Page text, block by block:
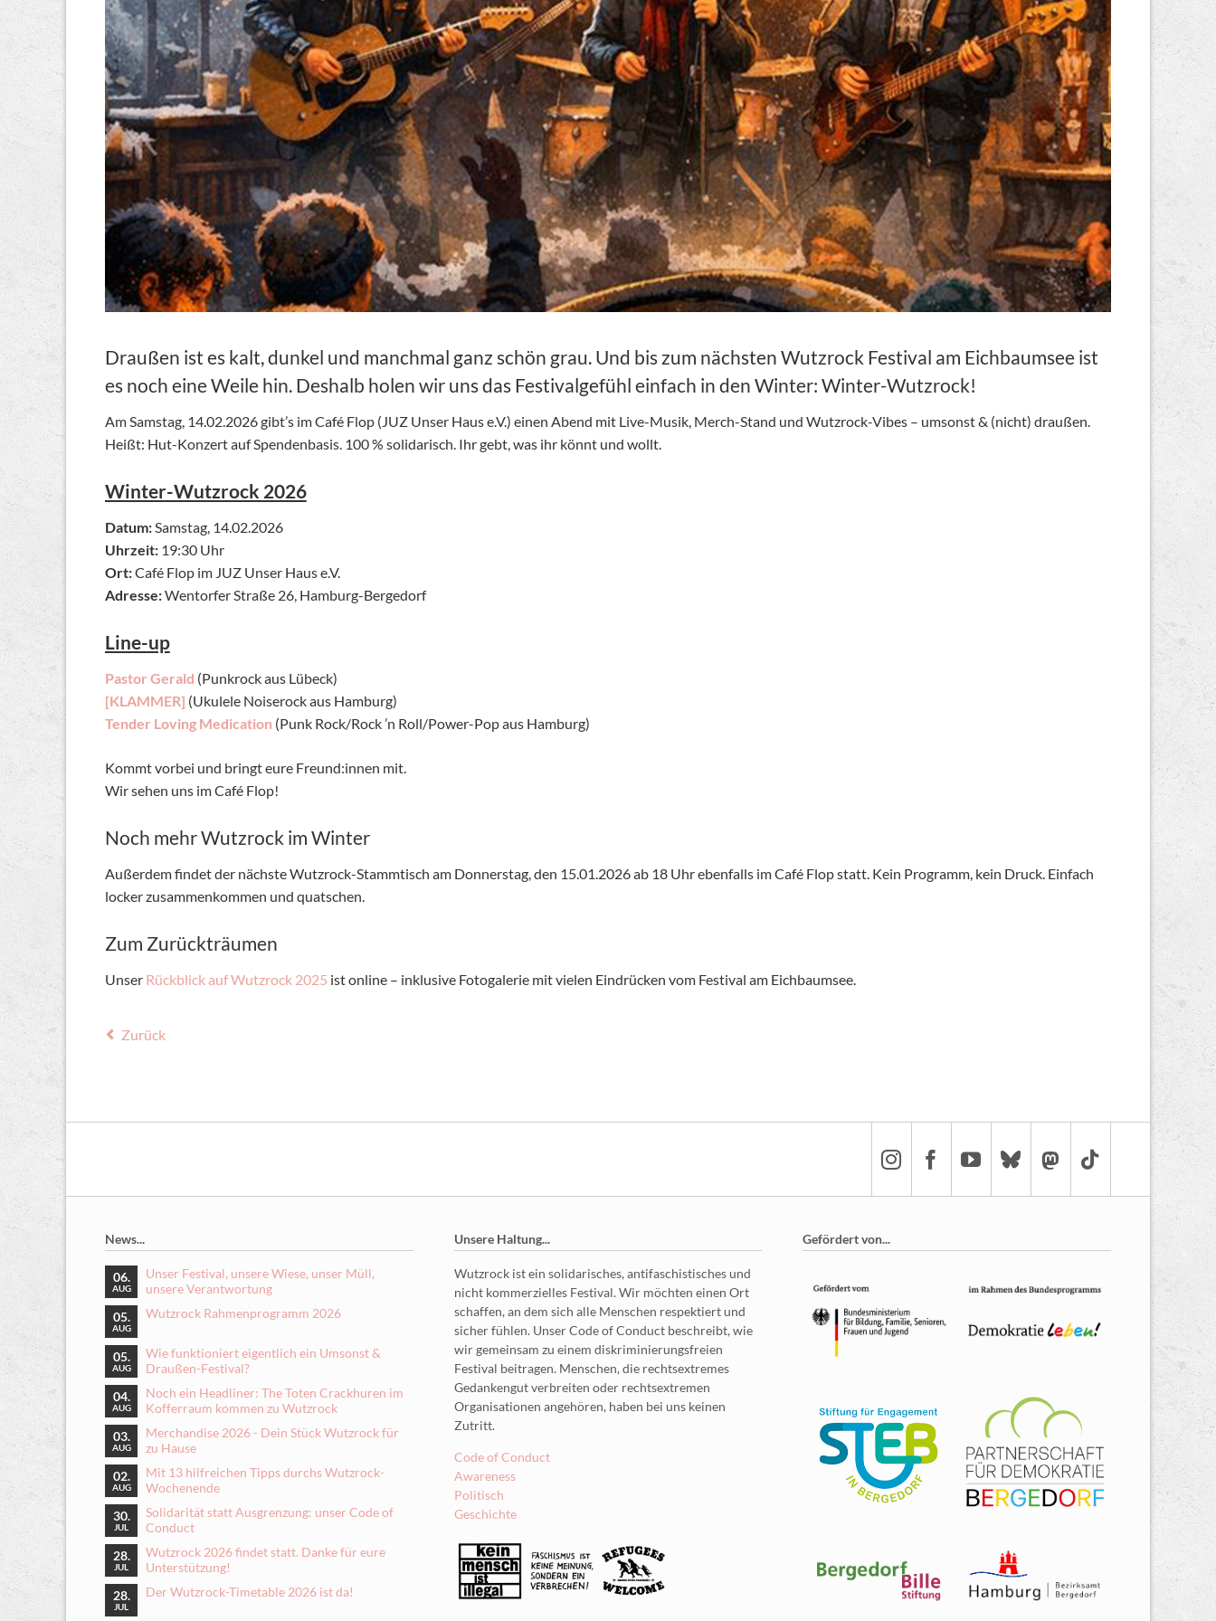
Draußen ist es kalt, dunkel und manchmal ganz schön grau. Und bis zum nächsten Wutzrock Festival am Eichbaumsee ist
es noch eine Weile hin. Deshalb holen wir uns das Festivalgefühl einfach in den Winter: Winter-Wutzrock!
Am Samstag, 14.02.2026 gibt’s im Café Flop (JUZ Unser Haus e.V.) einen Abend mit Live-Musik, Merch-Stand und Wutzrock-Vibes – umsonst & (nicht) draußen.
Heißt: Hut-Konzert auf Spendenbasis. 100 % solidarisch. Ihr gebt, was ihr könnt und wollt.
Winter-Wutzrock 2026
Datum:Samstag, 14.02.2026
Uhrzeit:19:30 Uhr
Ort:Café Flop im JUZ Unser Haus e.V.
Adresse:Wentorfer Straße 26, Hamburg-Bergedorf
Line-up
Pastor Gerald (Punkrock aus Lübeck)
[KLAMMER] (Ukulele Noiserock aus Hamburg)
Tender Loving Medication (Punk Rock/Rock ’n Roll/Power-Pop aus Hamburg)
Kommt vorbei und bringt eure Freund:innen mit.
Wir sehen uns im Café Flop!
Noch mehr Wutzrock im Winter
Außerdem findet der nächste Wutzrock-Stammtisch am Donnerstag, den 15.01.2026 ab 18 Uhr ebenfalls im Café Flop statt. Kein Programm, kein Druck. Einfach
locker zusammenkommen und quatschen.
Zum Zurückträumen
Unser Rückblick auf Wutzrock 2025 ist online – inklusive Fotogalerie mit vielen Eindrücken vom Festival am Eichbaumsee.
Zurück
News...
06.
AUG
Unser Festival, unsere Wiese, unser Müll,
unsere Verantwortung
05.
AUG
Wutzrock Rahmenprogramm 2026
05.
AUG
Wie funktioniert eigentlich ein Umsonst &
Draußen-Festival?
04.
AUG
Noch ein Headliner: The Toten Crackhuren im
Kofferraum kommen zu Wutzrock
03.
AUG
Merchandise 2026 - Dein Stück Wutzrock für
zu Hause
02.
AUG
Mit 13 hilfreichen Tipps durchs Wutzrock-
Wochenende
30.
JUL
Solidarität statt Ausgrenzung: unser Code of
Conduct
28.
JUL
Wutzrock 2026 findet statt. Danke für eure
Unterstützung!
28.
JUL
Der Wutzrock-Timetable 2026 ist da!
Unsere Haltung...
Wutzrock ist ein solidarisches, antifaschistisches und
nicht kommerzielles Festival. Wir möchten einen Ort
schaffen, an dem sich alle Menschen respektiert und
sicher fühlen. Unser Code of Conduct beschreibt, wie
wir gemeinsam zu einem diskriminierungsfreien
Festival beitragen. Menschen, die rechtsextremes
Gedankengut verbreiten oder rechtsextremen
Organisationen angehören, haben bei uns keinen
Zutritt.
Code of Conduct
Awareness
Politisch
Geschichte
Gefördert von...